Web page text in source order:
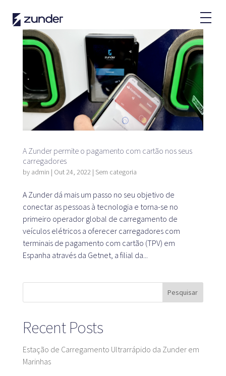
PT
Utilizador VE
Aplicação da Zunder
Como realizar um carregamento?
Tarifas
Parceiros
Frotas
Grandes contas
Administração pública
Plataforma SaaS
Plataforma SaaS
Para quem
Estamos à procura de localizações
A Zunder permite o pagamento com cartão nos seus
carregadores
by admin | Out 24, 2022| Sem categoria
A Zunder dá mais um passo no seu objetivo de
conectar as pessoas à tecnologia e torna-se no
primeiro operador global de carregamento de
veículos elétricos a oferecer carregadores com
terminais de pagamento com cartão (TPV) em
Espanha através da Getnet, a filial da...
Pesquisar
Recent Posts
Estação de Carregamento Ultrarrápido da Zunder em
Marinhas